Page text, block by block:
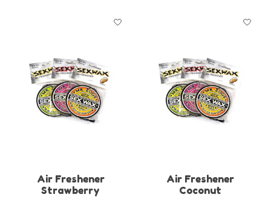
Air Freshener
Strawberry
Air Freshener
Coconut